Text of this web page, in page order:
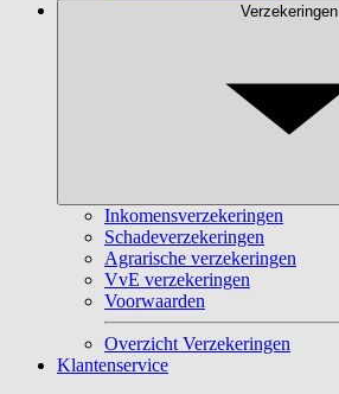
Verzekeringen
Inkomensverzekeringen
Schadeverzekeringen
Agrarische verzekeringen
VvE verzekeringen
Voorwaarden
Overzicht Verzekeringen
Klantenservice